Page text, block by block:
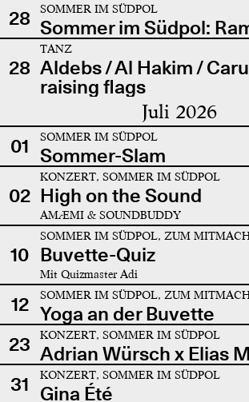
28
SOMMER IM SÜDPOL
Sommer im Südpol:
28
TANZ
Aldebs / Al Hakim /
raising flags
Juli 2026
01 SOMMER IM SÜDPOL
Sommer-Slam
02
KONZERT, SOMMER IM SÜDPOL
High on the Sound
AMÆMI & SOUNDBUDDY
10
SOMMER IM SÜDPOL, ZUM
Buvette-Quiz
Mit Quizmaster Adi
12 SOMMER IM SÜDPOL, ZUM
Yoga an der Buvette
23
KONZERT, SOMMER IM SÜDPOL
Adrian Würsch x Elias
31
KONZERT, SOMMER IM SÜDPOL
Gina Été